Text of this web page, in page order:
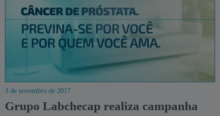
3 de novembro de 2017
Grupo Labchecap realiza campanha